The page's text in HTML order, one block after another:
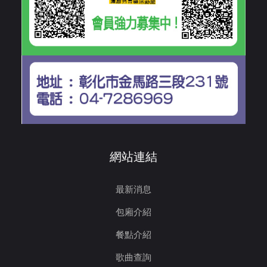
網站連結
最新消息
包廂介紹
餐點介紹
歌曲查詢